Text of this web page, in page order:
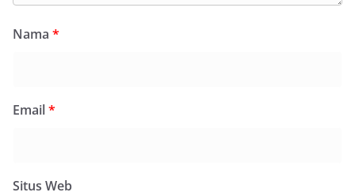
Nama *
Email*
Situs Web